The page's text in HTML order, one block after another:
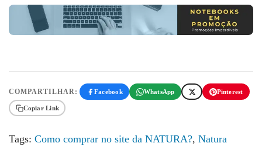
COMPARTILHAR: Facebook WhatsApp Pinterest
Copiar Link
Tags: Como comprar no site da NATURA?, Natura